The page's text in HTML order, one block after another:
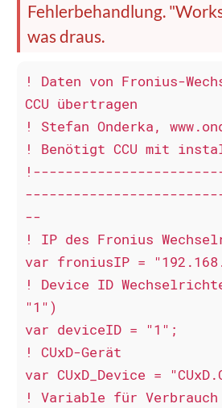
Fehlerbehandlung.
was draus.
! Daten von Fronius-
CCU übertragen
! Stefan Onderka,
! Benötigt CCU mit
--
! IP des Fronius
var froniusIP =
! Device ID
"1")
var deviceID = "1";
! CUxD-Gerät
var CUxD_Device =
! Variable für Verbrauch